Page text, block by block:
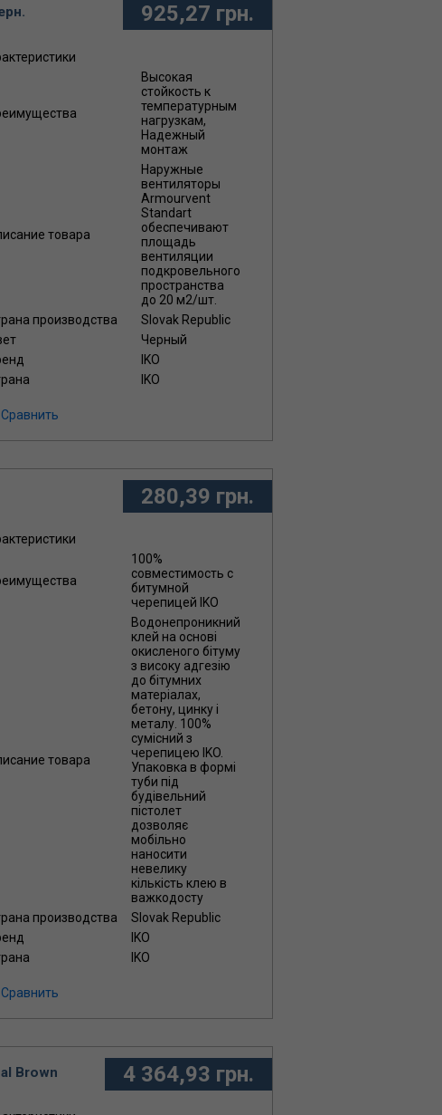
925,27 грн.
Высокая
стойкость к
температурным
нагрузкам,
Надежный
монтаж
товара
Наружные
вентиляторы
Armourvent
Standart
обеспечивают
площадь
вентиляции
подкровельного
пространства
до 20 м2/шт.
производства
Slovak Republic
Черный
IKO
IKO
Сравнить
280,39 грн.
100%
совместимость с
битумной
черепицей IKO
товара
Водонепроникний
клей на основі
окисленого бітуму
з високу адгезію
до бітумних
матеріалах,
бетону, цинку і
металу. 100%
сумісний з
черепицею IKO.
Упаковка в формі
туби під
будівельний
пістолет
дозволяє
мобільно
наносити
невелику
кількість клею в
важкодосту
производства
Slovak Republic
IKO
IKO
Сравнить
Brown 4 364,93 грн.